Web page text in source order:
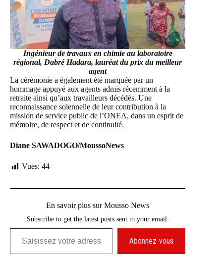
Ingénieur de travaux en chimie au laboratoire
régional, Dabré Hadara, lauréat du prix du meilleur
agent
La cérémonie a également été marquée par un
hommage appuyé aux agents admis récemment à la
retraite ainsi qu’aux travailleurs décédés. Une
reconnaissance solennelle de leur contribution à la
mission de service public de l’ONEA, dans un esprit de
mémoire, de respect et de continuité.
Diane SAWADOGO/MoussoNews
Vues: 44
En savoir plus sur Mousso News
Subscribe to get the latest posts sent to your email.
Saisissez votre adresse e-mail…
Abonnez-vous